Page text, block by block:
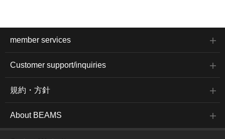
member services
Customer support/inquiries
規約・方針
About BEAMS